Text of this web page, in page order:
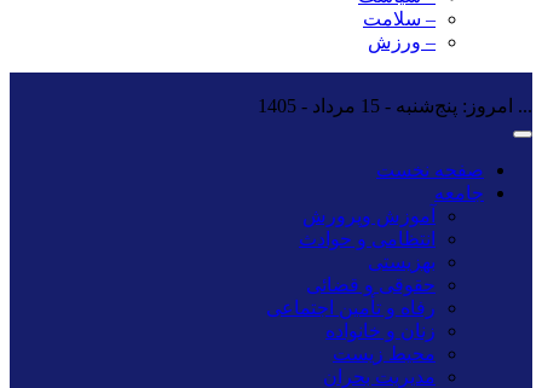
– سلامت
– ورزش
... امروز: پنج‌شنبه - 15 مرداد - 1405
صفحه نخست
جامعه
آموزش وپرورش
انتظامی و حوادث
بهزیستی
حقوقی و قضائی
رفاه و تأمین اجتماعی
زنان و خانواده
محیط زیست
مدیریت بحران